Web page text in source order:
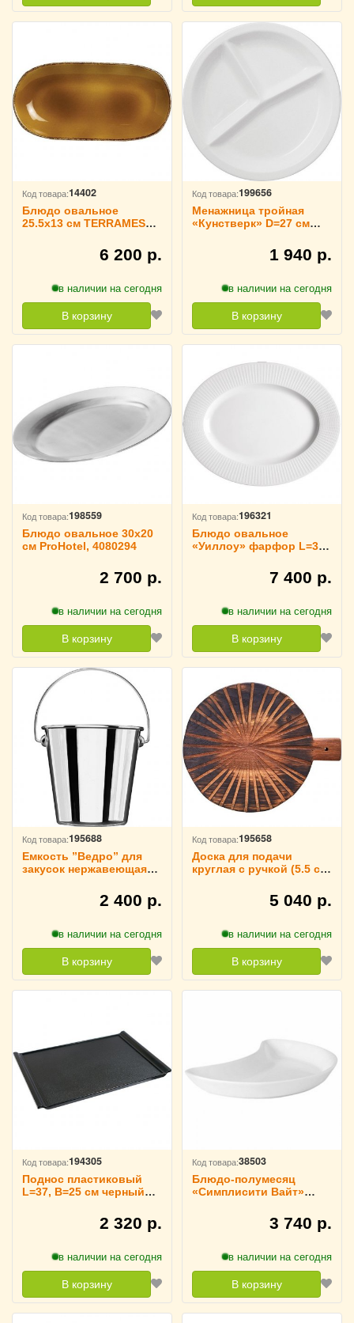
Код товара:14402
Блюдо овальное
25.5х13 см TERRAMESA
6 200 р.
в наличии на сегодня
В корзину
Код товара:199656
Менажница тройная
«Кунстверк» D=27 см
1 940 р.
в наличии на сегодня
В корзину
Код товара:198559
Блюдо овальное 30х20
см ProHotel, 4080294
2 700 р.
в наличии на сегодня
В корзину
Код товара:196321
Блюдо овальное
«Уиллоу» фарфор L=33
7 400 р.
в наличии на сегодня
В корзину
Код товара:195688
Емкость ”Ведро” для
закусок нержавеющая
2 400 р.
в наличии на сегодня
В корзину
Код товара:195658
Доска для подачи
круглая с ручкой (5.5 см)
5 040 р.
в наличии на сегодня
В корзину
Код товара:194305
Поднос пластиковый
L=37, B=25 см черный
2 320 р.
в наличии на сегодня
В корзину
Код товара:38503
Блюдо-полумесяц
«Симплисити Вайт»
3 740 р.
в наличии на сегодня
В корзину